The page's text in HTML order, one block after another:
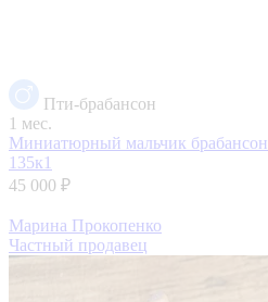
Пти-брабансон
1 мес.
Миниатюрный мальчик брабансон
135к1
45 000 ₽
Марина Прокопенко
Частный продавец